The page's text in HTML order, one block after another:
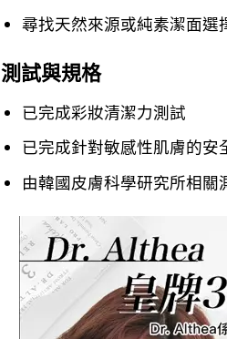
尋找天然來源或純素潔面選
測試與規格
已完成彩妝清潔力測試
已完成針對敏感性肌膚的安
由韓國皮膚科學研究所相關